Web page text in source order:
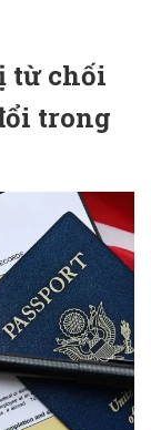
từ chối
trong